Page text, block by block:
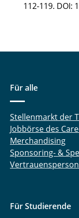
König Peer
Liebsch
Lüdecke Marcel
Meinert
Niehs Eike
112-119. DOI:
Für alle
Stellenmarkt der
Jobbörse des
Merchandising
Sponsoring- &
Für Studierende